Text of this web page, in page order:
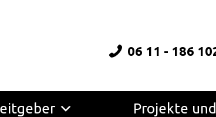
06 11 - 186
Projekte